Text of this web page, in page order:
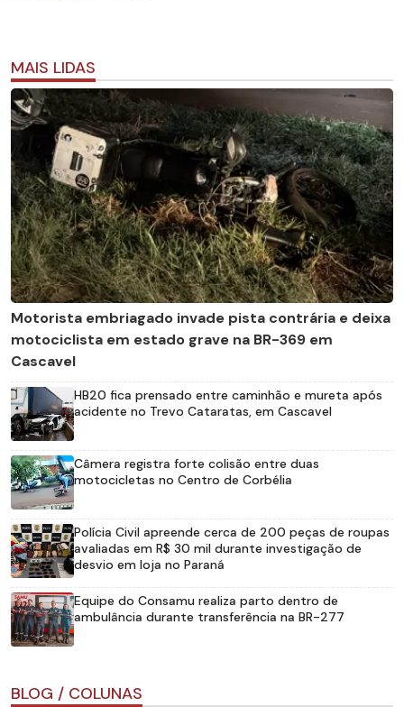
MAIS LIDAS
Motorista embriagado invade pista contrária e deixa
motociclista em estado grave na BR-369 em
Cascavel
HB20 fica prensado entre caminhão e mureta após
acidente no Trevo Cataratas, em Cascavel
Câmera registra forte colisão entre duas
motocicletas no Centro de Corbélia
Polícia Civil apreende cerca de 200 peças de roupas
avaliadas em R$ 30 mil durante investigação de
desvio em loja no Paraná
Equipe do Consamu realiza parto dentro de
ambulância durante transferência na BR-277
BLOG / COLUNAS